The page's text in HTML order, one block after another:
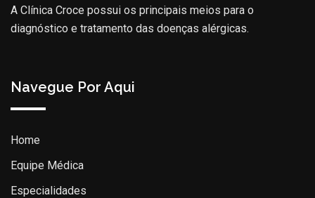
A Clínica Croce possui os principais meios para o
diagnóstico e tratamento das doenças alérgicas.
Navegue Por Aqui
Home
Equipe Médica
Especialidades